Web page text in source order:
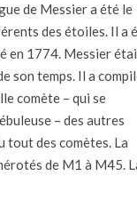
de Messier a été le
des étoiles. Il a
en 1774. Messier
son temps. Il a
comète – qui se
– des autres
tout des comètes. La
de M1 à M45.